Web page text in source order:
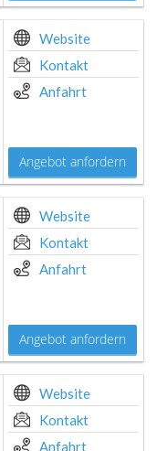
Website
Kontakt
Anfahrt
Angebot anfordern
Website
Kontakt
Anfahrt
Angebot anfordern
Website
Kontakt
Anfahrt